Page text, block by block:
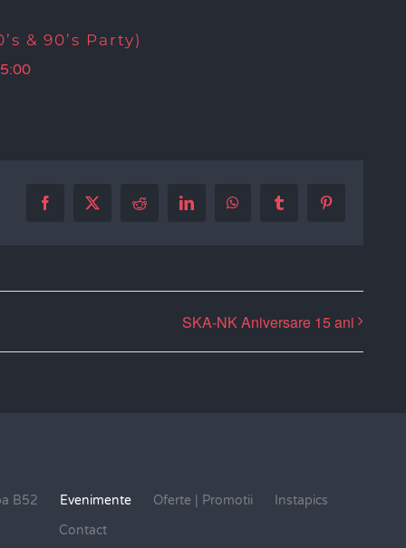
& 90’s Party)
Facebook
X Reddit LinkedInWhatsAppTumblr Pinterest
SKA-NK Aniversare 15 ani
B52 Evenimente Oferte | Promotii
Instapics
Contact